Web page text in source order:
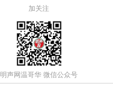
加关注
明声网温哥华 微信公众号